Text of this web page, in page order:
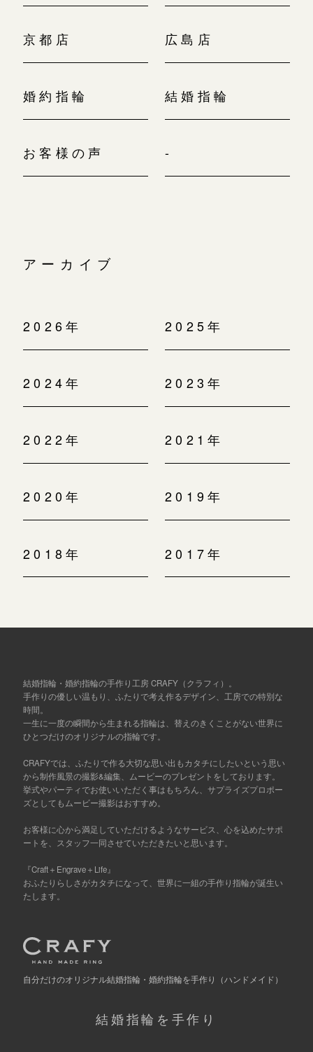
京都店 広島店
婚約指輪 結婚指輪
お客様の声 -
アーカイブ
2026年 2025年
2024年 2023年
2022年 2021年
2020年 2019年
2018年 2017年
結婚指輪・婚約指輪の手作り工房 CRAFY（クラフィ）。
手作りの優しい温もり、ふたりで考え作るデザイン、工房での特別な
時間。
一生に一度の瞬間から生まれる指輪は、替えのきくことがない世界に
ひとつだけのオリジナルの指輪です。
CRAFYでは、ふたりで作る大切な思い出もカタチにしたいという思い
から制作風景の撮影&編集、ムービーのプレゼントをしております。
挙式やパーティでお使いいただく事はもちろん、サプライズプロポー
ズとしてもムービー撮影はおすすめ。
お客様に心から満足していただけるようなサービス、心を込めたサポ
ートを、スタッフ一同させていただきたいと思います。
『Craft＋Engrave＋Life』
おふたりらしさがカタチになって、世界に一組の手作り指輪が誕生い
たします。
自分だけのオリジナル結婚指輪・婚約指輪を手作り （ハンドメイド）
結婚指輪を手作り